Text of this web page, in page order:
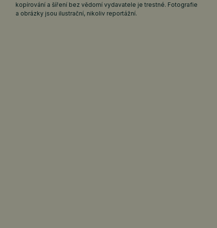
kopírování a šíření bez vědomí vydavatele je trestné. Fotografie
a obrázky jsou ilustrační, nikoliv reportážní.